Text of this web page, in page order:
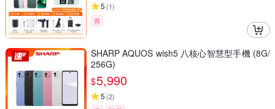
5 (1)
券
SHARP AQUOS wish5 八核心智慧型手機 (8G/
256G)
$5,990
5 (2)